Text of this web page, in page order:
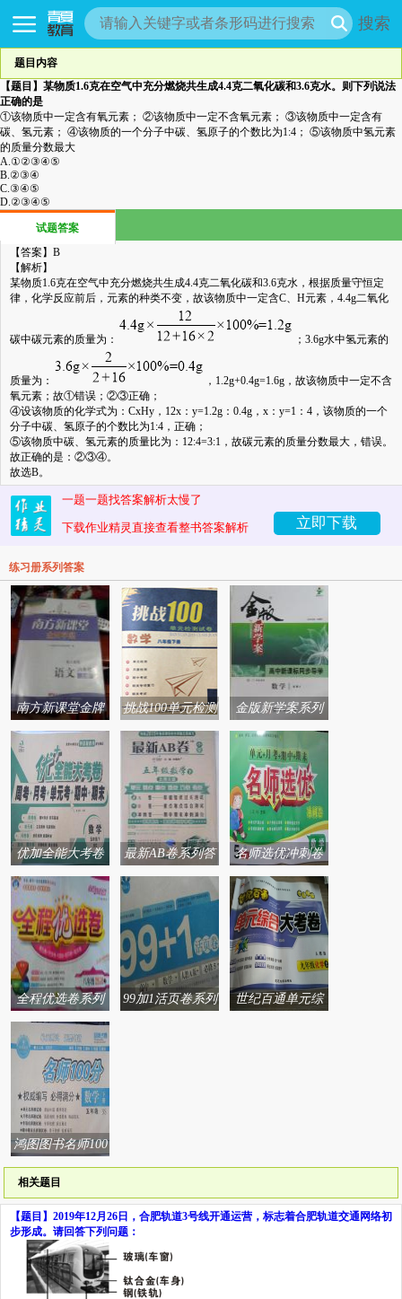
搜索
题目内容
【题目】 某物质1.6克在空气中充分燃烧共生成4.4克二氧化碳和3.6克水。则下列说法
正确的是
①该物质中一定含有氧元素； ②该物质中一定不含氧元素； ③该物质中一定含有
碳、氢元素； ④该物质的一个分子中碳、氢原子的个数比为1:4 ； ⑤该物质中氢元素
的质量分数最大
A. ①②③④⑤
B. ②③④
C. ③④⑤
D. ②③④⑤
试题答案
【答案】 B
【解析】
某物质1.6克在空气中充分燃烧共生成4.4克二氧化碳和3.6克水，根据质量守恒定
律，化学反应前后，元素的种类不变，故该物质中一定含C H元素， 4.4g二氧化
碳中碳元素的质量为： ； 3.6g水中氢元素的
质量为： ， 1.2g+0.4g=1.6g ，故该物质中一定不含
氧元素；故①错误；②③正确；
④设该物质的化学式为： CxHy ， 12x ： y=1.2g ： 0.4g ， x ： y=1 ： 4 ，该物质的一个
分子中碳、氢原子的个数比为1:4 ，正确；
⑤该物质中碳、氢元素的质量比为： 12:4=3:1 ，故碳元素的质量分数最大，错误。
故正确的是：②③④。
故选B。
一题一题找答案解析太慢了
下载作业精灵直接查看整书答案解析 立即下载
练习册系列答案
南方新课堂金牌
学案系列答案
挑战100单元检测
试卷系列答案
金版新学案系列
答案
优加全能大考卷
系列答案
最新AB卷系列答
案
名师选优冲刺卷
系列答案
全程优选卷系列
答案
99加1活页卷系列
世纪百通单元综
鸿图图书名师100
分系列答案
相关题目
【题目】 2019年12月26日，合肥轨道3号线开通运营，标志着合肥轨道交通网络初
步形成。请回答下列问题：